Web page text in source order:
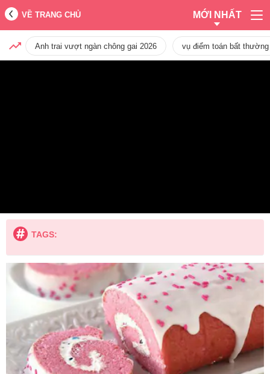
VỀ TRANG CHỦ MỚI NHẤT
Anh trai vượt ngàn chông gai 2026 vụ điểm toán bất
TAGS: